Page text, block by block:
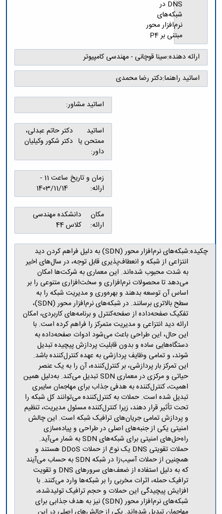
پژوهشی
معاونت
تحصیلات
تکمیلی
کمیته
منتخب
هیات
ممیزی
سمینارها
و
پایان
نامه
ها
صنایع
کامپیوتر
نشریات
پژوهش
های
مهندسی
بنیاد
ملی
نخبگان
شرکت
های
دانش
بنیان
فرآیندها
آئین
نامه
نامه
های
پژوهشی
فرم
های
پژوهشی
مهندسی
مکانیک
مهندسی
کامپیوتر
DNS در
شبکه‌های
نرم‌افزار محور
مبتنی بر P4
ارائه دهنده:سینا قوچانی - مهندسی کامپیوتر
اساتید راهنما:دکتر رضا محمدی
اساتید مشاور:
اساتید
ممتحن یا
داور:
دکتر حاتم عبدلی،
دکتر شکور وکیلیان
زمان و تاریخ
ارائه:
ساعت 11 -
1403/11/14
مکان
ارائه:
دانشکده مهندسی
کلاس 44
چکیده:
شبکه‌های نرم‌افزار محور (SDN) به دلیل فراهم کردن دید
انتزاعی از شبکه و انعطاف‌پذیری قابل توجه، در سال‌های اخیر
به شدت محبوب شده‌اند. این معماری به شرکت‌ها امکان
می‌دهد تا محصولات نرم‌افزاری و سخت‌افزاری متنوعی را بر
اساس آن توسعه بدهند و بهره‌وری و مدیریت شبکه را به
سطح بالاتری برسانند. در شبکه‌های نرم‌افزار محور (SDN)،
تفکیک صفحه‌داده از صفحه‌کنترل و برنامه‌های کاربردی، امکان
ارائه دید انتزاعی و مدیریت متمرکز را فراهم کرده است. با
این حال، این طراحی باعث می‌شود ادوات صفحه‌داده به
دستگاه‌هایی ساده و بدون قابلیت پردازش پیچیده تبدیل
شوند، و تمامی وظایف پردازشی به عهده کنترل‌کننده باشد.
این تمرکز بار پردازشی، بر کنترل‌کننده، آن را به یک عنصر
حیاتی و مرکزی در معماری SDN تبدیل می‌کند. به‌دلیل همین
اهمیت، کنترل‌کننده به هدفی جذاب برای مهاجمان سایبری
تبدیل شده است. حملات به کنترل‌کننده می‌توانند کل شبکه را
تحت تأثیر قرار دهند، زیرا کنترل‌کننده مسئول مدیریت، تنظیم
و پردازش تمامی جریان‌های ترافیک شبکه است. این چالش
امنیتی یکی از جنبه‌های اصلی در طراحی و پیاده‌سازی
راه‌حل‌های امنیتی برای شبکه‌های SDN به شمار می‌آید.
حملات تقویتی DNS یک نوع از حملات DDoS هستند و
همچنین از حملات آسیب‌زا در شبکه SDN به حساب می‌آیند
که به دلیل استفاده از ضعف‌های سرورهای DNS و تقویت
ترافیک حمله، اثرات مخربی را بر شبکه‌ها وارد می‌کنند. با
افزایش پیچیدگی این حملات و حجم ترافیک تولیدشده،
شبکه‌های نرم‌افزار محور (SDN) نیز به هدف جذابی برای